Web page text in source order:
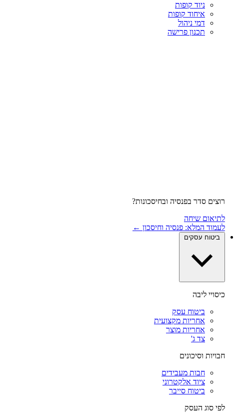
ניוד קופות
איחוד קופות
דמי ניהול
תכנון פרישה
רוצים סדר בפנסיה ובחיסכונות?
לתיאום שיחה
לעמוד המלא: פנסיה וחיסכון ←
ביטוח עסקים
כיסויי ליבה
ביטוח עסק
אחריות מקצועית
אחריות מוצר
צד ג'
חבויות וסיכונים
חבות מעבידים
ציוד אלקטרוני
ביטוח סייבר
לפי סוג העסק